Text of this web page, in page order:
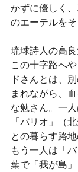
かずに優しく
のエーテルをそ
琉球詩人の高
この十字路へ
ドさんとは、
まれながら、
な勉さん。一
「バリオ」（
との暮らす路
もう一人は「
葉で「我が島